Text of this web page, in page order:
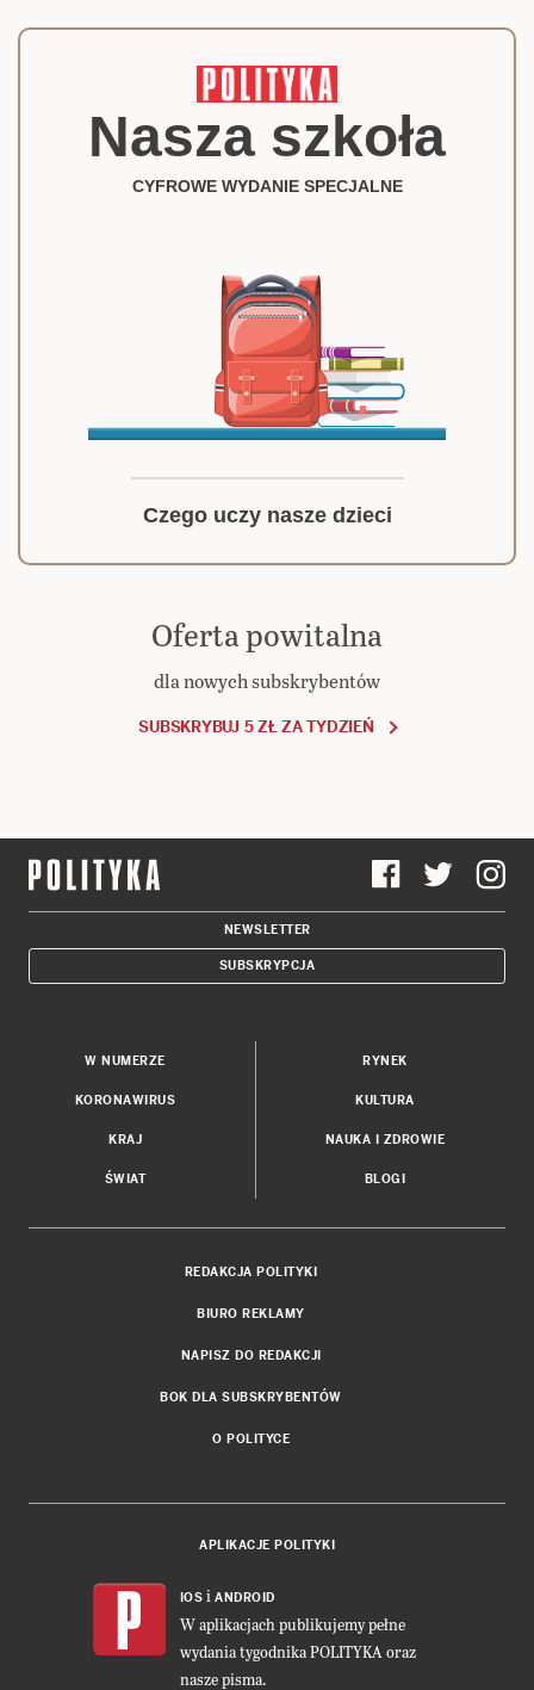
Nasza szkoła
CYFROWE WYDANIE SPECJALNE
Czego uczy nasze dzieci
Oferta powitalna
dla nowych subskrybentów
SUBSKRYBUJ 5 ZŁ ZA TYDZIEŃ
NEWSLETTER
SUBSKRYPCJA
W NUMERZE
KORONAWIRUS
KRAJ
ŚWIAT
RYNEK
KULTURA
NAUKA I ZDROWIE
BLOGI
REDAKCJA POLITYKI
BIURO REKLAMY
NAPISZ DO REDAKCJI
BOK DLA SUBSKRYBENTÓW
O POLITYCE
APLIKACJE POLITYKI
IOS i ANDROID
W aplikacjach publikujemy pełne
wydania tygodnika POLITYKA oraz
nasze pisma.